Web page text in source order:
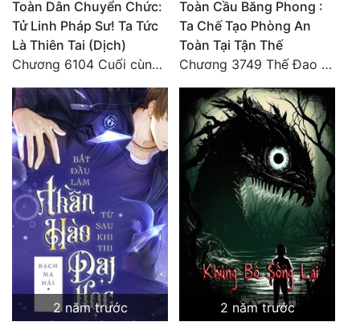
Quân Sự
Sảng Văn
Sắc
Sủng
Thanh Xuân
Tiên Hiệp
Tiểu Thuyết
Trinh Thám
Triều Đấu
Trùng Sinh
Toàn Dân Chuyển Chức:
Tử Linh Pháp Sư! Ta Tức
Là Thiên Tai (Dịch)
Chương 6104 Cuối cùng (HẾT)
Toàn Cầu Băng Phong :
Ta Chế Tạo Phòng An
Toàn Tại Tận Thế
Chương 3749 Thế Đao xuất kích
2 năm trước
2 năm trước